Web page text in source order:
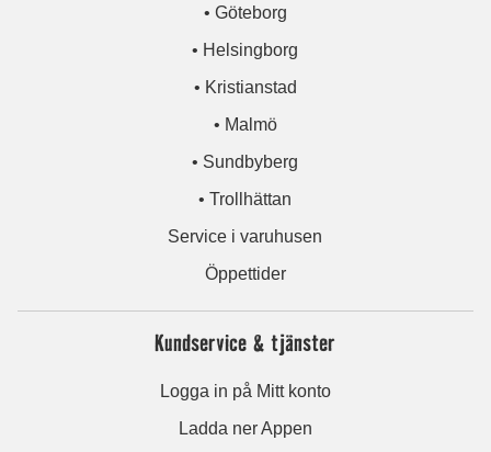
• Göteborg
• Helsingborg
• Kristianstad
• Malmö
• Sundbyberg
• Trollhättan
Service i varuhusen
Öppettider
Kundservice & tjänster
Logga in på Mitt konto
Ladda ner Appen